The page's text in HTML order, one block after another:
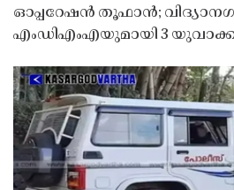
ഓപ്പറേഷൻ തൂഫാൻ;
എംഡിഎംഎയുമായി 3